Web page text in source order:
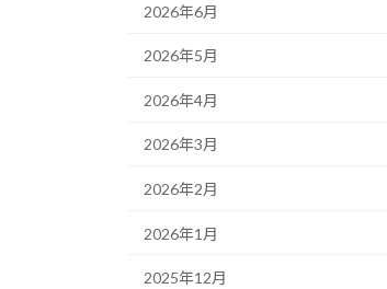
2026年6月
2026年5月
2026年4月
2026年3月
2026年2月
2026年1月
2025年12月